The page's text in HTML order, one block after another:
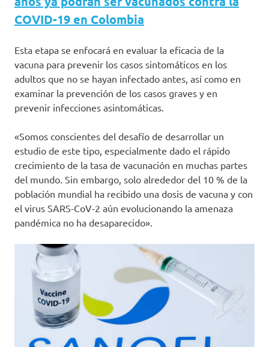
COVID-19 en Colombia
Esta etapa se enfocará en evaluar la eficacia de la
vacuna para prevenir los casos sintomáticos en los
adultos que no se hayan infectado antes, así como en
examinar la prevención de los casos graves y en
prevenir infecciones asintomáticas.
«Somos conscientes del desafío de desarrollar un
estudio de este tipo, especialmente dado el rápido
crecimiento de la tasa de vacunación en muchas partes
del mundo. Sin embargo, solo alrededor del 10 % de la
población mundial ha recibido una dosis de vacuna y con
el virus SARS-CoV-2 aún evolucionando la amenaza
pandémica no ha desaparecido».